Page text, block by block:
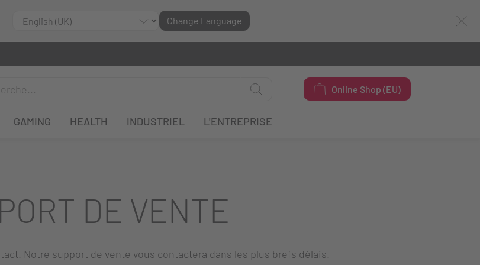
Change Language
Online Shop (EU)
GAMING HEALTH INDUSTRIEL L'ENTREPRISE
DE VENTE
Notre support de vente vous contactera dans les plus brefs délais.